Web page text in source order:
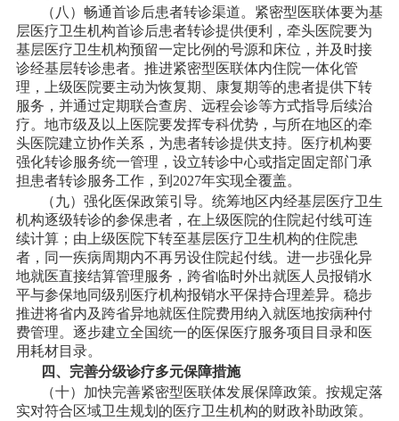
（八）畅通首诊后患者转诊渠道。紧密型医联体要为基
层医疗卫生机构首诊后患者转诊提供便利，牵头医院要为
基层医疗卫生机构预留一定比例的号源和床位，并及时接
诊经基层转诊患者。推进紧密型医联体内住院一体化管
理，上级医院要主动为恢复期、康复期等的患者提供下转
服务，并通过定期联合查房、远程会诊等方式指导后续治
疗。地市级及以上医院要发挥专科优势，与所在地区的牵
头医院建立协作关系，为患者转诊提供支持。医疗机构要
强化转诊服务统一管理，设立转诊中心或指定固定部门承
担患者转诊服务工作，到 2027年实现全覆盖。
（九）强化医保政策引导。统筹地区内经基层医疗卫生
机构逐级转诊的参保患者，在上级医院的住院起付线可连
续计算；由上级医院下转至基层医疗卫生机构的住院患
者，同一疾病周期内不再另设住院起付线。进一步强化异
地就医直接结算管理服务，跨省临时外出就医人员报销水
平与参保地同级别医疗机构报销水平保持合理差异。稳步
推进将省内及跨省异地就医住院费用纳入就医地按病种付
费管理。逐步建立全国统一的医保医疗服务项目目录和医
用耗材目录。
四、完善分级诊疗多元保障措施
（十）加快完善紧密型医联体发展保障政策。按规定落
实对符合区域卫生规划的医疗卫生机构的财政补助政策。